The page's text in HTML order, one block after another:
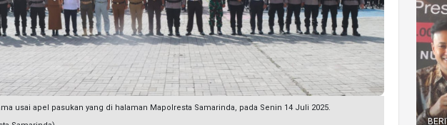
usai apel pasukan yang di halaman Mapolresta Samarinda, pada Senin 14 Juli 2025.